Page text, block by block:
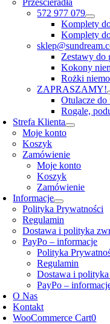
Prześcieradła
572 977 079
Komplety
Komplety
Zestawy do
Kokony
Rożki
ZAPRASZAMY!
Otulacze do
Rogale,
Strefa Klienta
Moje konto
Koszyk
Zamówienie
Moje konto
Koszyk
Zamówienie
Informacje
Polityka Prywatności
Regulamin
Dostawa i polityka
PayPo – informacje
Polityka
Regulamin
Dostawa i
PayPo –
O Nas
Kontakt
WooCommerce Cart0